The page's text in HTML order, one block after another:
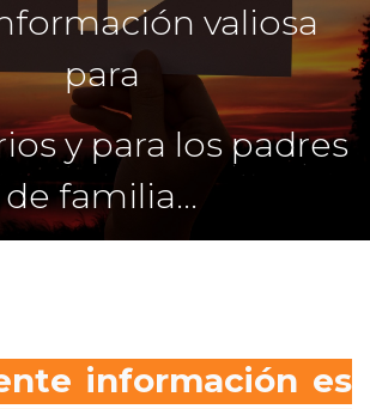
valiosa
para
y para los padres
de familia...
información es